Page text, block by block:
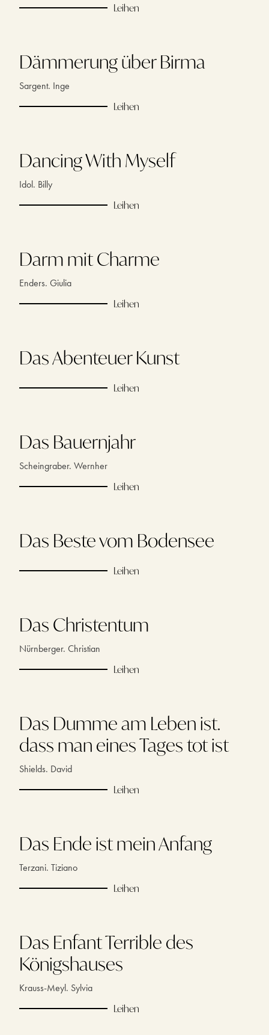
Leihen
Dämmerung über Birma
Sargent. Inge
Leihen
Dancing With Myself
Idol. Billy
Leihen
Darm mit Charme
Enders. Giulia
Leihen
Das Abenteuer Kunst
Leihen
Das Bauernjahr
Scheingraber. Wernher
Leihen
Das Beste vom Bodensee
Leihen
Das Christentum
Nürnberger. Christian
Leihen
Das Dumme am Leben ist.
dass man eines Tages tot ist
Shields. David
Leihen
Das Ende ist mein Anfang
Terzani. Tiziano
Leihen
Das Enfant Terrible des
Königshauses
Krauss-Meyl. Sylvia
Leihen